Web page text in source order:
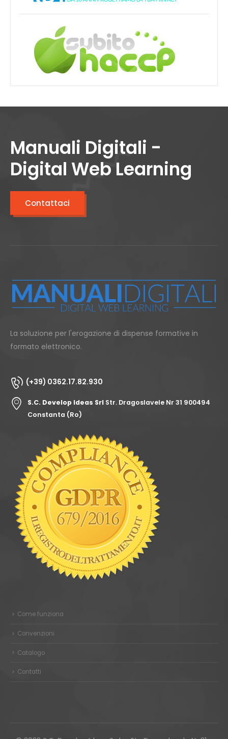
Manuali Digitali -
Digital Web Learning
Contattaci
La soluzione per l'erogazione di dispense formative in
formato elettronico.
(+39) 0362.17.82.930
S.C. Develop Ideas Srl Str. Dragoslavele Nr 31 900494
Constanta (Ro)
Come funziona
Convenzioni
Catalogo
Contatti